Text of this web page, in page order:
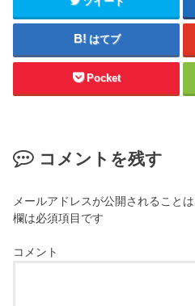
はてブ
Pocket
コメントを残す
メールアドレスが公開されることは
欄は必須項目です
コメント